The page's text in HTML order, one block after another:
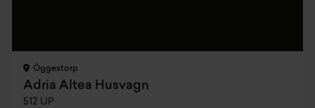
Öggestorp
Adria Altea Husvagn
512 UP